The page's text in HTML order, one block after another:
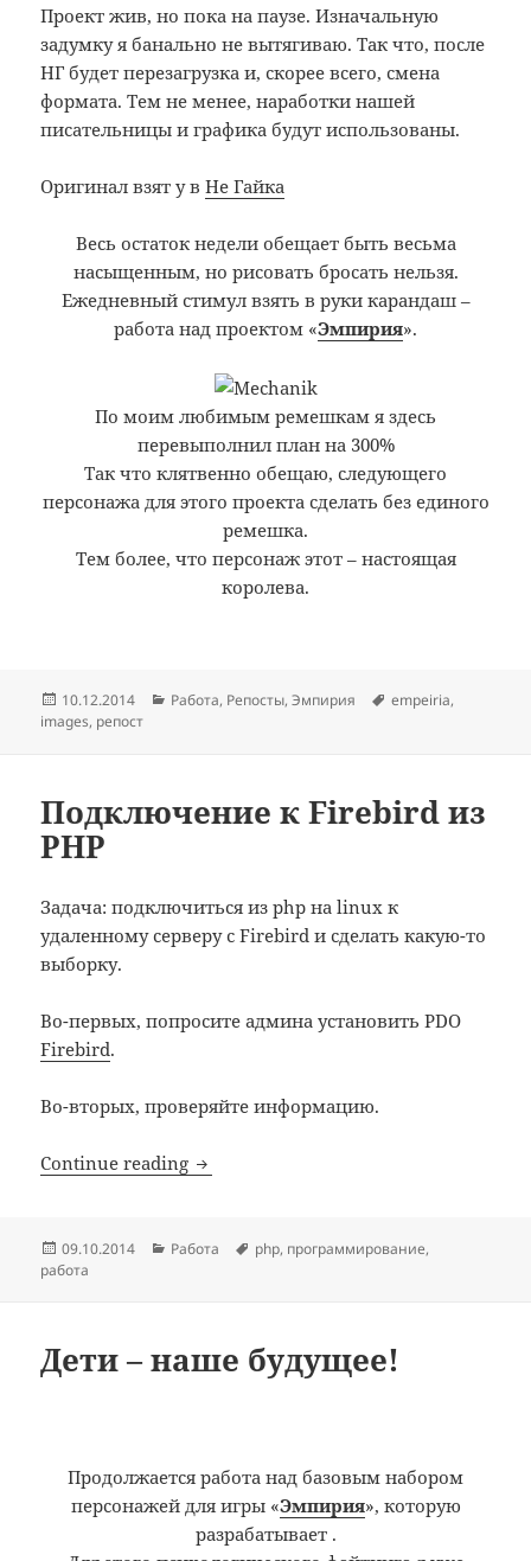
Проект жив, но пока на паузе. Изначальную
задумку я банально не вытягиваю. Так что, после
НГ будет перезагрузка и, скорее всего, смена
формата. Тем не менее, наработки нашей
писательницы и графикабудут использованы.
Оригинал взят увНе Гайка
Весь остаток недели обещает быть весьма
насыщенным, но рисовать бросать нельзя.
Ежедневный стимул взять в руки карандаш –
работа над проектом «Эмпирия».
По моим любимым ремешкам я здесь
перевыполнил план на 300%
Так что клятвенно обещаю, следующего
персонажа для этого проекта сделать без единого
ремешка.
Тем более, что персонаж этот – настоящая
королева.
Posted
on
10.12.2014 Categories
Работа, Репосты,Эмпирия Tags
empeiria,
images, репост
Подключение к Firebird из
PHP
Задача: подключиться из php на linux к
удаленному серверу с Firebird и сделать какую-то
выборку.
Во-первых, попросите админа установить PDO
Firebird.
Во-вторых, проверяйте информацию.
Continue reading Подключение к Firebird из PHP
Posted
on
09.10.2014 Categories
Работа Tags
php, программирование,
работа
Дети – наше будущее!
Продолжается работа над базовым набором
персонажей для игры «Эмпирия», которую
разрабатывает .